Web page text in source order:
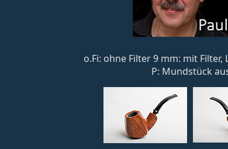
o.Fi: ohne Filter 9 mm: mit
P: Mundstück